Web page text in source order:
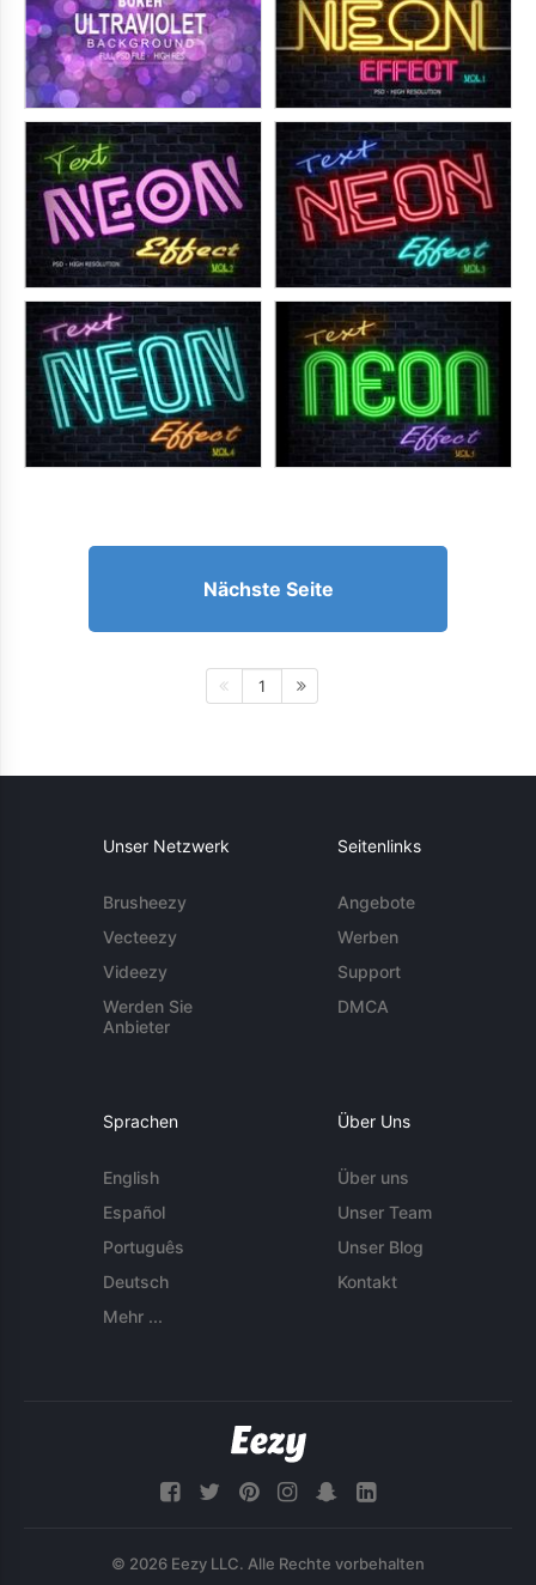
Nächste Seite
1
Unser Netzwerk
Brusheezy
Vecteezy
Videezy
Werden Sie
Anbieter
Seitenlinks
Angebote
Werben
Support
DMCA
Sprachen
English
Español
Português
Deutsch
Mehr ...
Über Uns
Über uns
Unser Team
Unser Blog
Kontakt
© 2026 Eezy LLC. Alle Rechte vorbehalten